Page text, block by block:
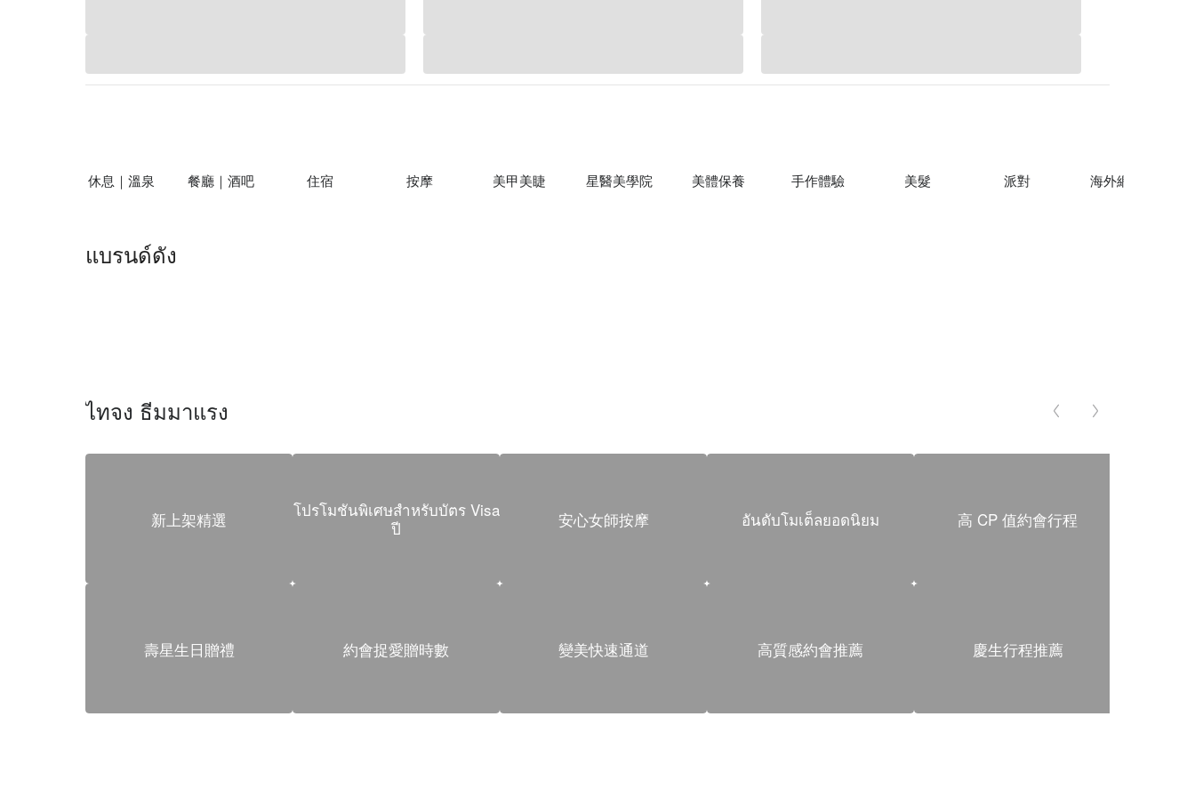
休息｜溫泉 餐廳｜酒吧 住宿 按摩 美甲美睫 星醫美學院 美體保養 手作體驗 美髮 派對 海外網卡
แบรนด์ดัง
ไทจง ธีมมาแรง
新上架精選
壽星生日贈禮
โปรโมชันพิเศษสำหรับบัตร Visa
ปี
約會捉愛贈時數
安心女師按摩
變美快速通道
อันดับโมเต็ลยอดนิยม
高質感約會推薦
高 CP 值約會行程
慶生行程推薦